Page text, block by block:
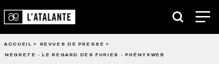
ACCUEIL
REVUES DE PRESSE
NEGRETE - LE REGARD DES FURIES - PHÉNYXWEB